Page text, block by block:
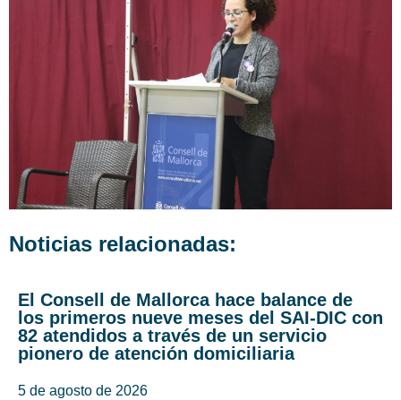
Noticias relacionadas:
El Consell de Mallorca hace balance de
los primeros nueve meses del SAI-DIC con
82 atendidos a través de un servicio
pionero de atención domiciliaria
5 de agosto de 2026